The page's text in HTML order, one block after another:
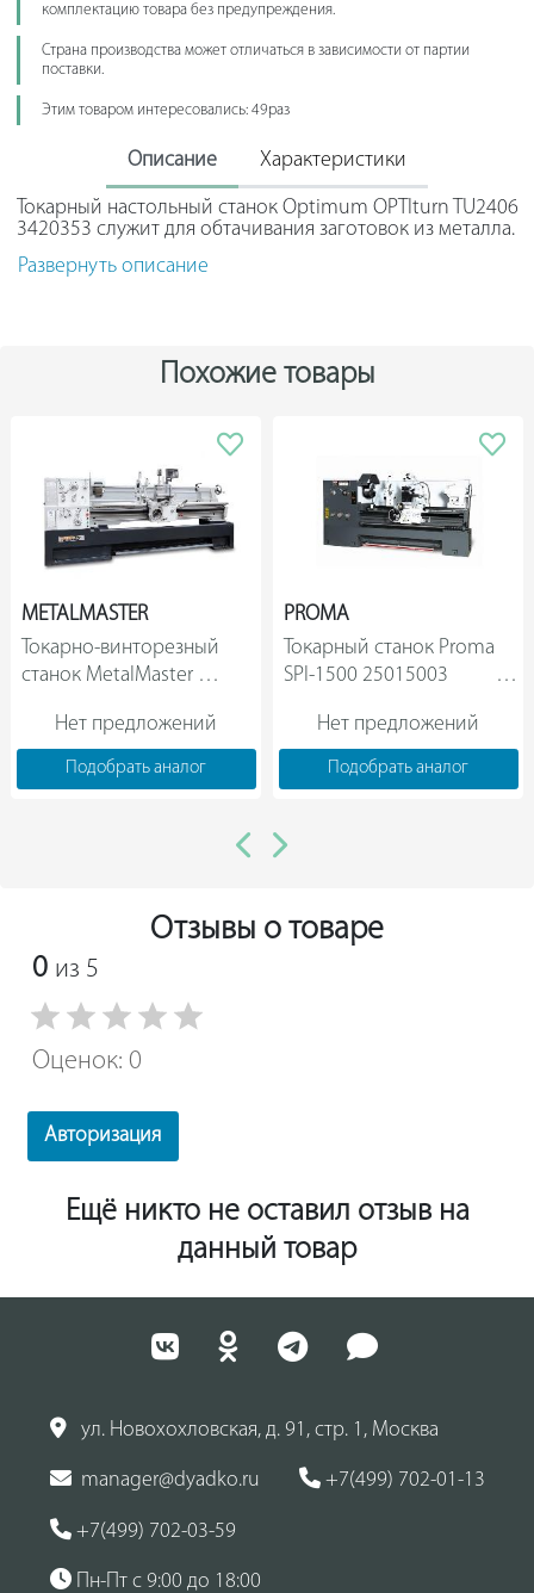
комплектацию товара без предупреждения.
Страна производства может отличаться в зависимости от партии
поставки.
Этим товаром интересовались: 49раз
Описание Характеристики
Токарный настольный станок Optimum OPTIturn TU2406
3420353 служит для обтачивания заготовок из металла.
Станок подходит для небольших мастерских. Помимо
основой функции модель применяется для нарезания
Мощный коллекторный двигатель гарантирует
стабильную работу оборудования. Широкое основание
Развернуть описание
Похожие товары
METALMASTER
Токарно-винторезный
станок MetalMaster
Нет предложений
Подобрать аналог
PROMA
Токарный станок Proma
SPI-1500 25015003
Нет предложений
Подобрать аналог
Отзывы о товаре
0 из 5
Оценок: 0
Авторизация
Ещё никто не оставил отзыв на
данный товар
ул. Новохохловская, д. 91, стр. 1, Москва
manager@dyadko.ru +7(499) 702-01-13
+7(499) 702-03-59
Пн-Пт с 9:00 до 18:00